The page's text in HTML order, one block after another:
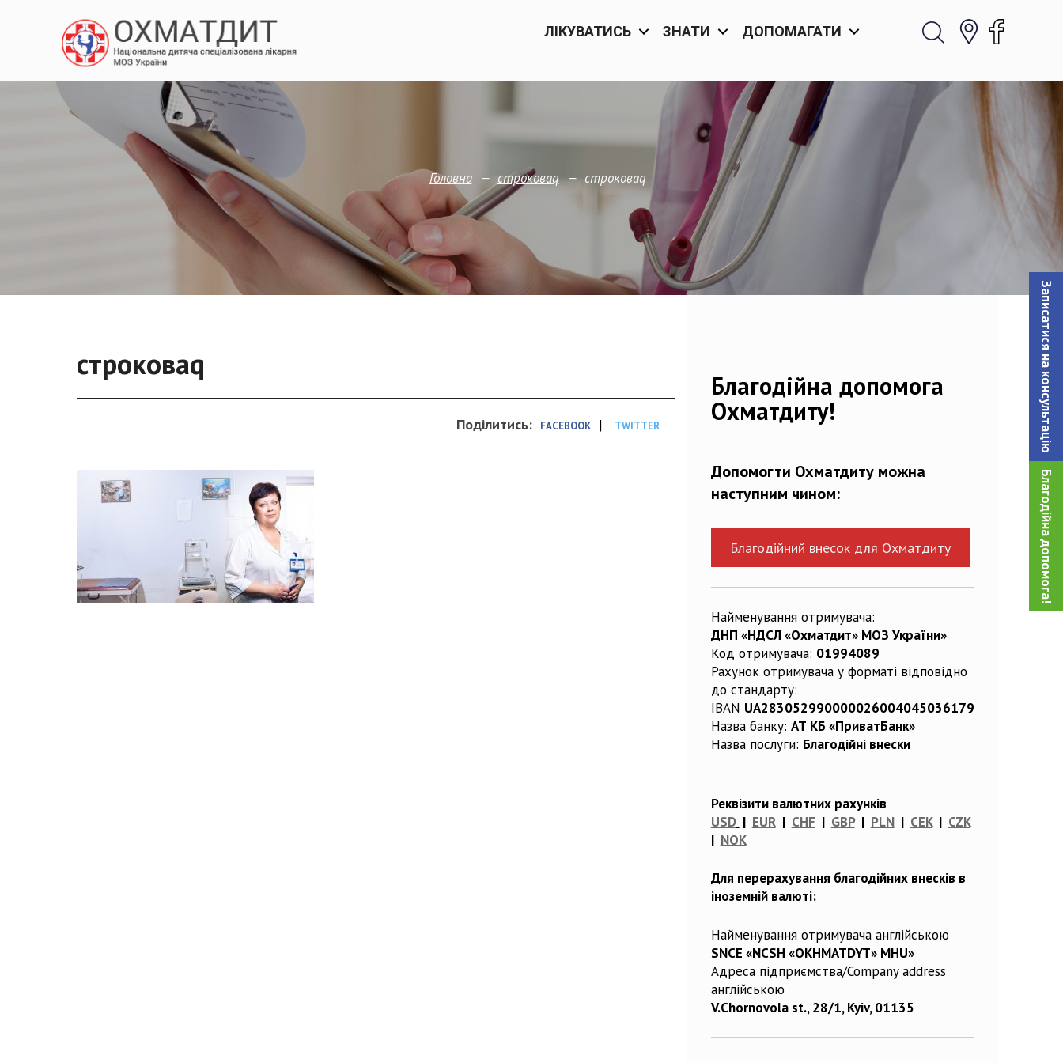
Записатися на консультацiю
Благодійна допомога!
ЛІКУВАТИСЬ ЗНАТИ ДОПОМАГАТИ
Головна — строковаq — строковаq
строковаq
Поділитись: FACEBOOK | TWITTER
Благодійна допомога
Охматдиту!
Допомогти Охматдиту можна
наступним чином:
Благодійний внесок для Охматдиту
Найменування отримувача:
ДНП «НДСЛ «Охматдит» МОЗ України»
Код отримувача: 01994089
Рахунок отримувача у форматі відповідно
до стандарту:
IBAN UA283052990000026004045036179
Назва банку: АТ КБ «ПриватБанк»
Назва послуги: Благодійні внески
Реквізити валютних рахунків
USD | EUR| CHF | GBP| PLN| CEK| CZK
| NOK
Для перерахування благодійних внесків в
іноземній валюті:
Найменування отримувача англійською
SNCE «NCSH «OKHMATDYT» MHU»
Адреса підприємства/Company address
англійською
V.Chornovola st., 28/1, Kyiv, 01135